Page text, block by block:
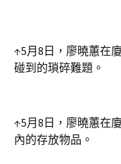
↑5月8日，廖曉蕙在
碰到的瑣碎難題。
↑5月8日，廖曉蕙在
內的存放物品。